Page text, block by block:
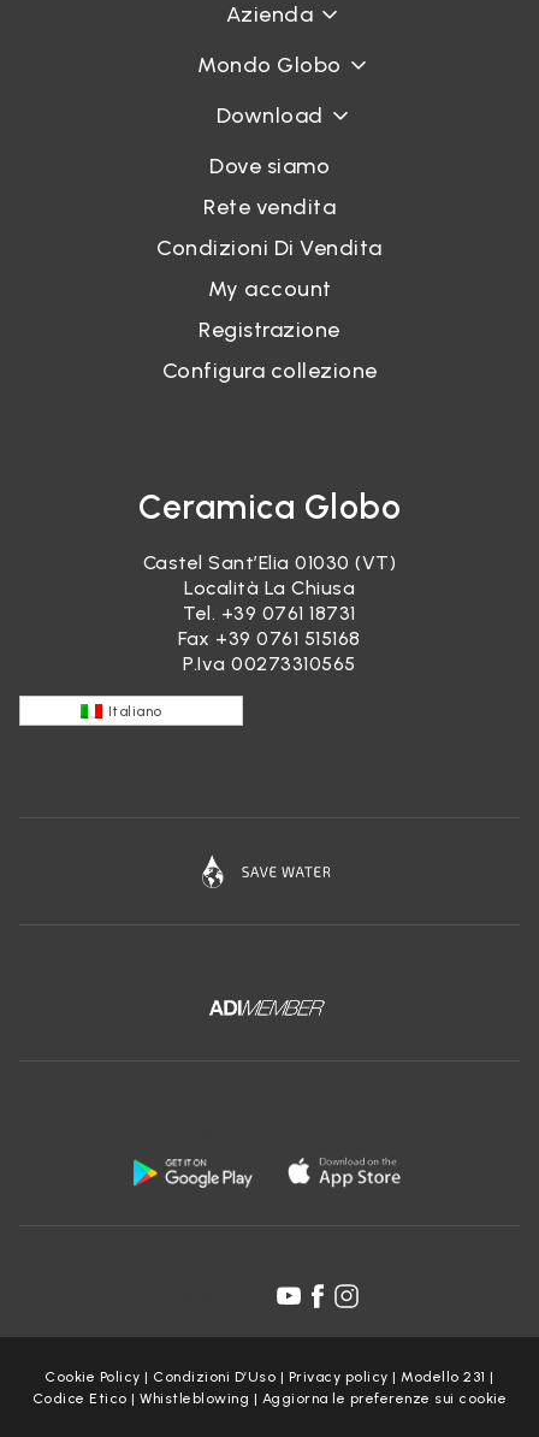
Azienda
Mondo Globo
Download
Dove siamo
Rete vendita
Condizioni Di Vendita
My account
Registrazione
Configura collezione
Ceramica Globo
Castel Sant’Elia 01030 (VT)
Località La Chiusa
Tel. +39 0761 18731
Fax +39 0761 515168
P.Iva 00273310565
Italiano
Cookie Policy | Condizioni D’Uso | Privacy policy |Modello 231 |
Codice Etico |Whistleblowing | Aggiorna le preferenze sui cookie